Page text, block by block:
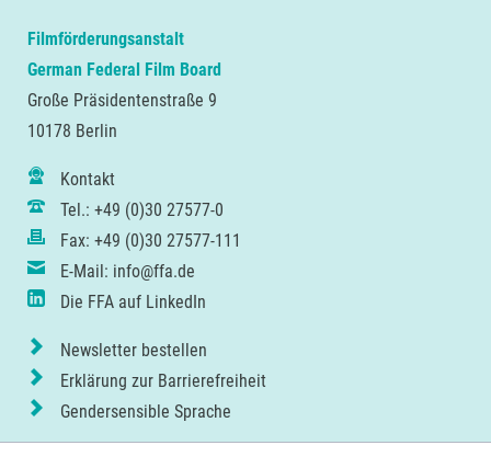
Filmförderungsanstalt
German Federal Film Board
Große Präsidentenstraße 9
10178 Berlin
Kontakt
Tel.: +49 (0)30 27577-0
Fax: +49 (0)30 27577-111
E-Mail: info@ffa.de
Die FFA auf LinkedIn
Newsletter bestellen
Erklärung zur Barrierefreiheit
Gendersensible Sprache